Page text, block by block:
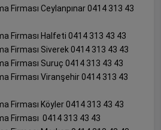
Firması Ceylanpınar 0414 313 43
Firması Halfeti 0414 313 43 43
Firması Siverek 0414 313 43 43
Firması Suruç 0414 313 43 43
Firması Viranşehir 0414 313 43
Firması Köyler 0414 313 43 43
Firması 0414 313 43 43